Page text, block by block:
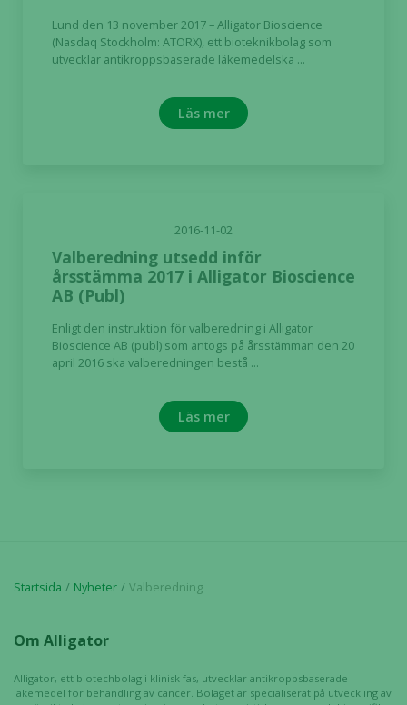
Lund den 13 november 2017 – Alligator Bioscience
(Nasdaq Stockholm: ATORX), ett bioteknikbolag som
utvecklar antikroppsbaserade läkemedelska ...
Läs mer
2016-11-02
Valberedning utsedd inför
årsstämma 2017 i Alligator Bioscience
AB (Publ)
Enligt den instruktion för valberedning i Alligator
Bioscience AB (publ) som antogs på årsstämman den 20
april 2016 ska valberedningen bestå ...
Läs mer
Startsida Nyheter Valberedning
Om Alligator
Alligator, ett biotechbolag i klinisk fas, utvecklar antikroppsbaserade
läkemedel för behandling av cancer. Bolaget är specialiserat på utveckling av